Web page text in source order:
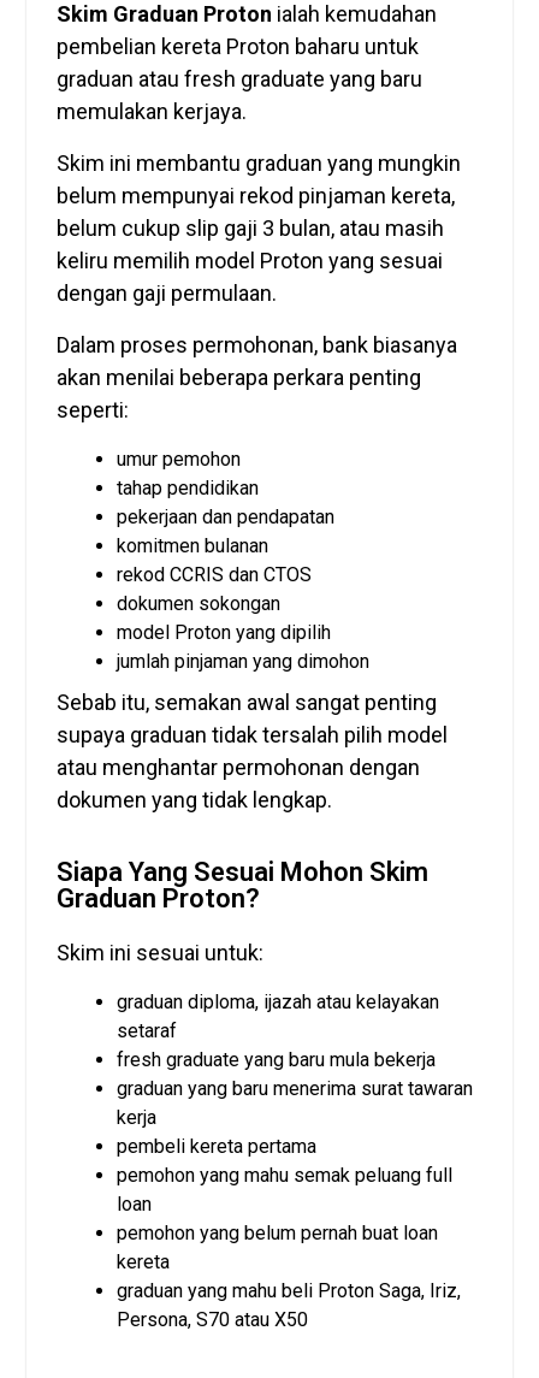
Skim Graduan Proton ialah kemudahan
pembelian kereta Proton baharu untuk
graduan atau fresh graduate yang baru
memulakan kerjaya.
Skim ini membantu graduan yang mungkin
belum mempunyai rekod pinjaman kereta,
belum cukup slip gaji 3 bulan, atau masih
keliru memilih model Proton yang sesuai
dengan gaji permulaan.
Dalam proses permohonan, bank biasanya
akan menilai beberapa perkara penting
seperti:
umur pemohon
tahap pendidikan
pekerjaan dan pendapatan
komitmen bulanan
rekod CCRIS dan CTOS
dokumen sokongan
model Proton yang dipilih
jumlah pinjaman yang dimohon
Sebab itu, semakan awal sangat penting
supaya graduan tidak tersalah pilih model
atau menghantar permohonan dengan
dokumen yang tidak lengkap.
Siapa Yang Sesuai Mohon Skim
Graduan Proton?
Skim ini sesuai untuk:
graduan diploma, ijazah atau kelayakan
setaraf
fresh graduate yang baru mula bekerja
graduan yang baru menerima surat tawaran
kerja
pembeli kereta pertama
pemohon yang mahu semak peluang full
loan
pemohon yang belum pernah buat loan
kereta
graduan yang mahu beli Proton Saga, Iriz,
Persona, S70 atau X50